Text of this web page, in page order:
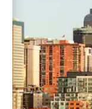
със стрелки